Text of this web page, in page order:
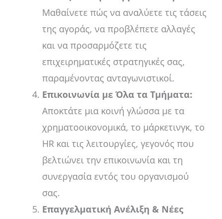
Μαθαίνετε πώς να αναλύετε τις τάσεις
της αγοράς, να προβλέπετε αλλαγές
και να προσαρμόζετε τις
επιχειρηματικές στρατηγικές σας,
παραμένοντας ανταγωνιστικοί.
Επικοινωνία με Όλα τα Τμήματα:
Αποκτάτε μια κοινή γλώσσα με τα
χρηματοοικονομικά, το μάρκετινγκ, το
HR και τις λειτουργίες, γεγονός που
βελτιώνει την επικοινωνία και τη
συνεργασία εντός του οργανισμού
σας.
Επαγγελματική Ανέλιξη & Νέες